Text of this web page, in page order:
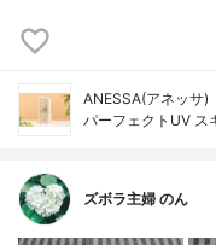
ANESSA(アネッサ)
パーフェクトUV ス
ズボラ主婦 のん